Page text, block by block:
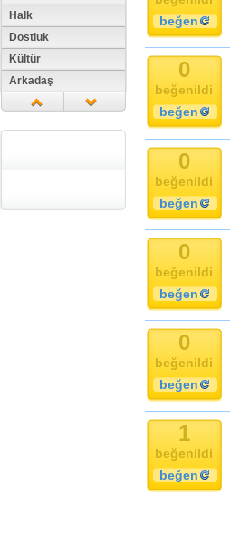
Halk
Dostluk
Kültür
Arkadaş
Din
Zaman
beğen
0
beğenildi
beğen
0
beğenildi
beğen
0
beğenildi
beğen
0
beğenildi
beğen
1
beğenildi
beğen